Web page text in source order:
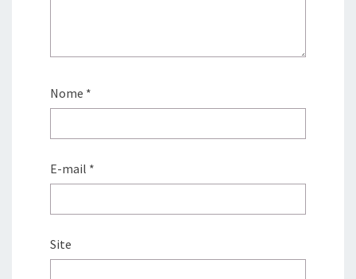
Nome *
E-mail *
Site